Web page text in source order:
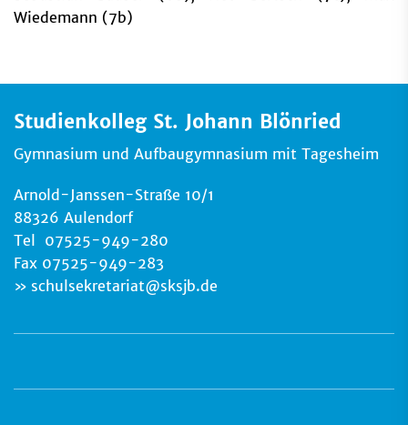
Wiedemann (7b)
Studienkolleg St. Johann Blönried
Gymnasium und Aufbaugymnasium mit Tagesheim
Arnold-Janssen-Straße 10/1
88326 Aulendorf
Tel 07525-949-280
Fax 07525-949-283
schulsekretariat@sksjb.de